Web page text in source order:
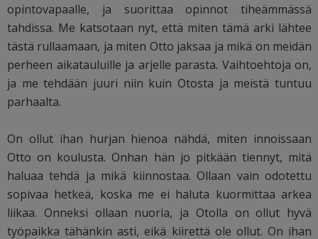
opintovapaalle, ja suorittaa opinnot tiheämmässä
tahdissa. Me katsotaan nyt, että miten tämä arki lähtee
tästä rullaamaan, ja miten Otto jaksaa ja mikä on meidän
perheen aikatauluille ja arjelle parasta. Vaihtoehtoja on,
ja me tehdään juuri niin kuin Otosta ja meistä tuntuu
parhaalta.
On ollut ihan hurjan hienoa nähdä, miten innoissaan
Otto on koulusta. Onhan hän jo pitkään tiennyt, mitä
haluaa tehdä ja mikä kiinnostaa. Ollaan vain odotettu
sopivaa hetkeä, koska me ei haluta kuormittaa arkea
liikaa. Onneksi ollaan nuoria, ja Otolla on ollut hyvä
työpaikka tähänkin asti, eikä kiirettä ole ollut. On ihan